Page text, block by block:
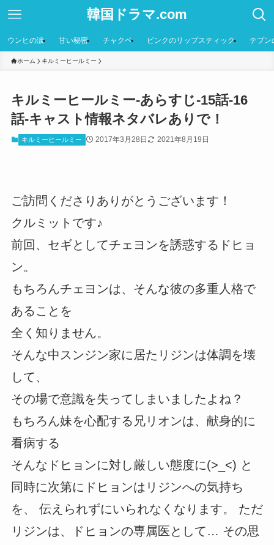
韓国ドラマ.com
ウンヒの涙 甘い秘密 チャクペ ピンクのリップスティック テプン
ホーム キルミーヒールミー
キルミーヒールミー-あらすじ-15話-16
話-キャスト情報ネタバレありで！
キルミーヒールミー 2017年3月28日 2021年8月19日
ご訪問くださりありがとうございます！
クルミットです♪
前回、セギとしてチェヨンを誘惑するドヒョ
ン。
もちろんチェヨンは、そんな彼の多重人格で
あることを
全く知りません。
そんな中スンジン家に居たリジンは体調を壊
して、
その場で意識を失ってしまいましたよね？
もちろん妹を心配する兄リオンは、献身的に
看病する
そんなドヒョンに対し厳しい態度に(>_<) と
同時に次第にドヒョンはリジンへの気持ち
を、 伝えられずにいられなくなります。 ただ
リジンは、ドヒョンの専属医として… その思